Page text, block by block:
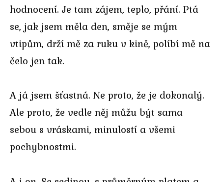
hodnocení. Je tam zájem, teplo, přání. Ptá
se, jak jsem měla den, směje se mým
vtipům, drží mě za ruku v kině, políbí mě na
čelo jen tak.
A já jsem šťastná. Ne proto, že je dokonalý.
Ale proto, že vedle něj můžu být sama
sebou s vráskami, minulostí a všemi
pochybnostmi.